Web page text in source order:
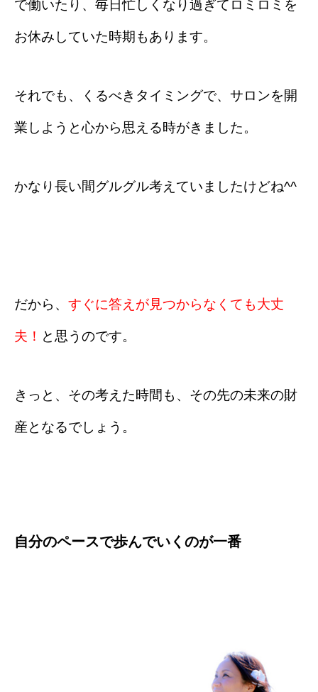
で働いたり、毎日忙しくなり過ぎてロミロミを
お休みしていた時期もあります。
それでも、くるべきタイミングで、サロンを開
業しようと心から思える時がきました。
かなり長い間グルグル考えていましたけどね^^
だから、 すぐに答えが見つからなくても大丈
夫！ と思うのです。
きっと、その考えた時間も、その先の未来の財
産となるでしょう。
自分のペースで歩んでいくのが一番